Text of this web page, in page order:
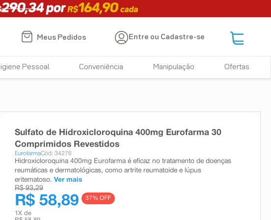
Meus Pedidos Entre ou Cadastre-se
Pessoal Conveniência Manipulação Ofertas
Sulfato de Hidroxicloroquina 400mg Eurofarma 30
Comprimidos Revestidos
EurofarmaCód: 34276
Hidroxicloroquina 400mg Eurofarma é eficaz no tratamento de doenças
reumáticas e dermatológicas, como artrite reumatoide e lúpus
eritematoso. Ver mais
R$ 93,29
R$ 58,89 37% OFF
1 X de